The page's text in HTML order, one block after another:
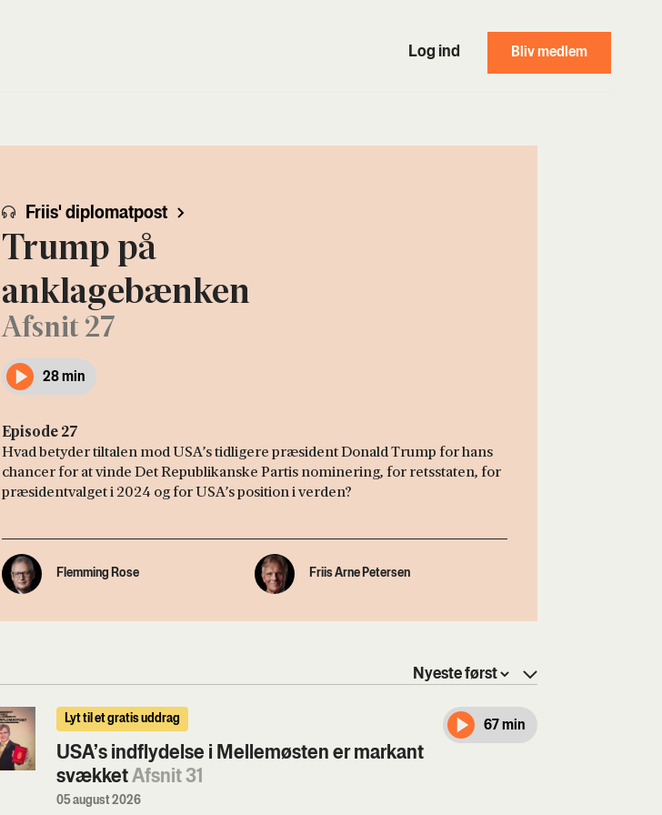
Log ind Bliv medlem
Friis' diplomatpost
Trump på
anklagebænken
Afsnit 27
28 min
Episode 27
Hvad betyder tiltalen mod USA’s tidligere præsident Donald Trump for hans
chancer for at vinde Det Republikanske Partis nominering, for retsstaten, for
præsidentvalget i 2024 og for USA’s position i verden?
Flemming Rose Friis Arne Petersen
Lyt til et gratis uddrag
USA’s indflydelse i Mellemøsten er markant
svækketAfsnit 31
05 august 2026
67 min